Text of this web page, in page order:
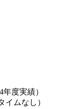
度実績）
イムなし）